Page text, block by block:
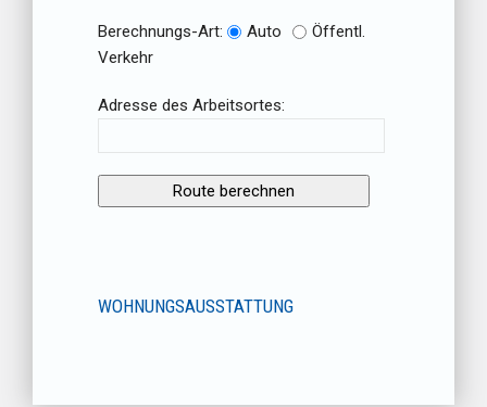
Berechnungs-Art: Auto
Öffentl.
Verkehr
Adresse des Arbeitsortes:
WOHNUNGSAUSSTATTUNG